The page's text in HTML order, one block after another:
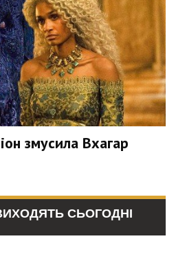
змусила Вхагар
СЬОГОДНІ